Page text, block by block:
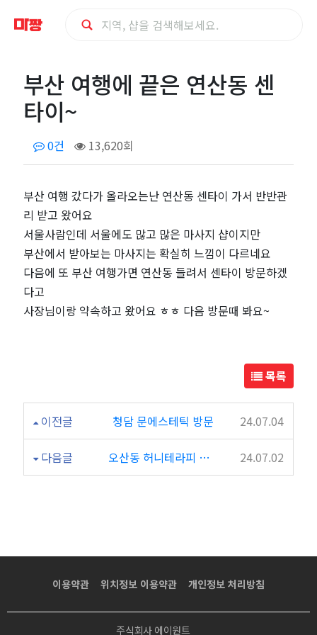
산
행
에
끝
은
연
센
타
이
부산 여행에 끝은 연산동 센
타이~
0건 13,620회
부산 여행 갔다가 올라오는난 연산동 센타이 가서 반반관
리 받고 왔어요
서울사람인데 서울에도 많고 많은 마사지 샵이지만
부산에서 받아보는 마사지는 확실히 느낌이 다르네요
다음에 또 부산 여행가면 연산동 들려서 센타이 방문하겠
다고
사장님이랑 약속하고 왔어요 ㅎㅎ 다음 방문때 봐요~
목록
이전글 청담 문에스테틱 방문 24.07.04
다음글 오산동 허니테라피 방문 24.07.02
이용약관 위치정보 이용약관 개인정보 처리방침
주식회사 에이원트